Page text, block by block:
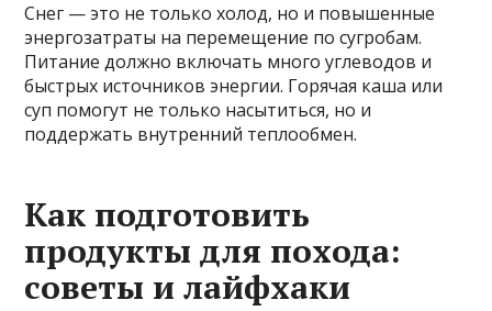
Снег — это не только холод, но и повышенные
энергозатраты на перемещение по сугробам.
Питание должно включать много углеводов и
быстрых источников энергии. Горячая каша или
суп помогут не только насытиться, но и
поддержать внутренний теплообмен.
Как подготовить
продукты для похода:
советы и лайфхаки